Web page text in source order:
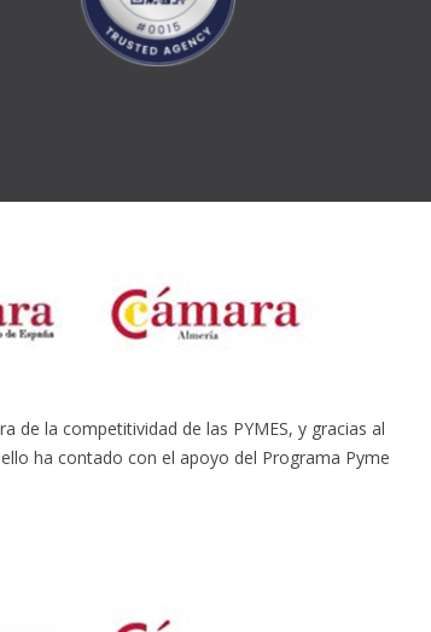
de la competitividad de las PYMES, y gracias al
ha contado con el apoyo del Programa Pyme